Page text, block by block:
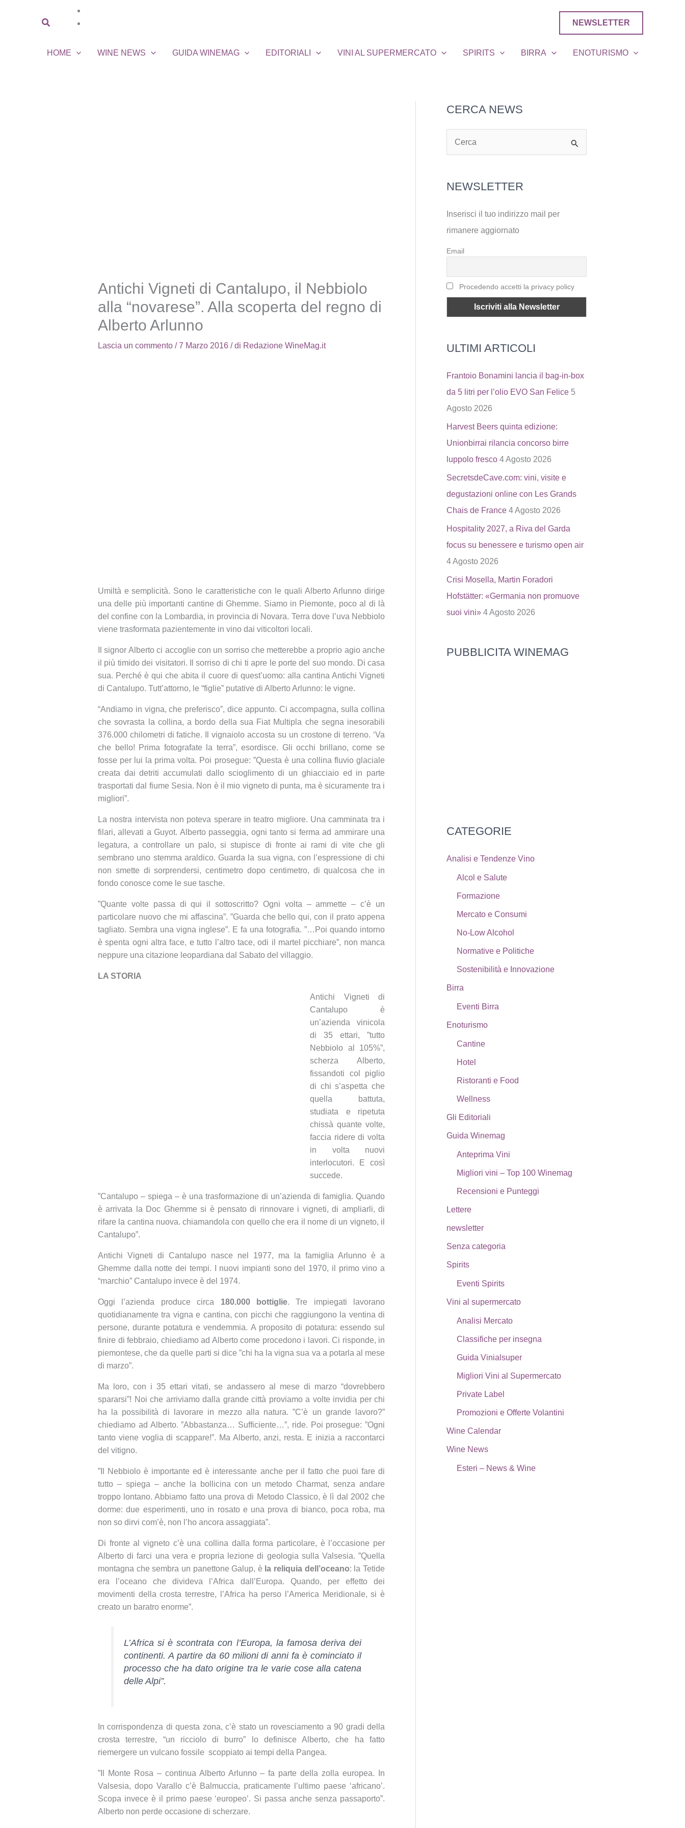
Cerca NEWSLETTER
HOME WINE NEWS GUIDA WINEMAG EDITORIALI VINI AL SUPERMERCATO SPIRITS BIRRA ENOTURISMO
Antichi Vigneti di Cantalupo, il Nebbiolo
alla “novarese”. Alla scoperta del regno di
Alberto Arlunno
Lascia un commento /7 Marzo 2016 / di Redazione WineMag.it
Umiltà e semplicità. Sono le caratteristiche con le quali Alberto Arlunno dirige
una delle più importanti cantine di Ghemme. Siamo in Piemonte, poco al di là
del confine con la Lombardia, in provincia di Novara. Terra dove l’uva Nebbiolo
viene trasformata pazientemente in vino dai viticoltori locali.
Il signor Alberto ci accoglie con un sorriso che metterebbe a proprio agio anche
il più timido dei visitatori. Il sorriso di chi ti apre le porte del suo mondo. Di casa
sua. Perché è qui che abita il cuore di quest’uomo: alla cantina Antichi Vigneti
di Cantalupo. Tutt’attorno, le “figlie” putative di Alberto Arlunno: le vigne.
“Andiamo in vigna, che preferisco”, dice appunto. Ci accompagna, sulla collina
che sovrasta la collina, a bordo della sua Fiat Multipla che segna inesorabili
376.000 chilometri di fatiche. Il vignaiolo accosta su un crostone di terreno. ‘Va
che bello! Prima fotografate la terra”, esordisce. Gli occhi brillano, come se
fosse per lui la prima volta. Poi prosegue: ”Questa è una collina fluvio glaciale
creata dai detriti accumulati dallo scioglimento di un ghiacciaio ed in parte
trasportati dal fiume Sesia. Non è il mio vigneto di punta, ma è sicuramente tra i
migliori”.
La nostra intervista non poteva sperare in teatro migliore. Una camminata tra i
filari, allevati a Guyot. Alberto passeggia, ogni tanto si ferma ad ammirare una
legatura, a controllare un palo, si stupisce di fronte ai rami di vite che gli
sembrano uno stemma araldico. Guarda la sua vigna, con l’espressione di chi
non smette di sorprendersi, centimetro dopo centimetro, di qualcosa che in
fondo conosce come le sue tasche.
”Quante volte passa di qui il sottoscritto? Ogni volta – ammette – c’è un
particolare nuovo che mi affascina”. ”Guarda che bello qui, con il prato appena
tagliato. Sembra una vigna inglese”. E fa una fotografia. ”…Poi quando intorno
è spenta ogni altra face, e tutto l’altro tace, odi il martel picchiare”, non manca
neppure una citazione leopardiana dal Sabato del villaggio.
LA STORIA
Antichi Vigneti di
Cantalupo è
un’azienda vinicola
di 35 ettari, ”tutto
Nebbiolo al 105%”,
scherza Alberto,
fissandoti col piglio
di chi s’aspetta che
quella battuta,
studiata e ripetuta
chissà quante volte,
faccia ridere di volta
in volta nuovi
interlocutori. E così
succede.
”Cantalupo – spiega – è una trasformazione di un’azienda di famiglia. Quando
è arrivata la Doc Ghemme si è pensato di rinnovare i vigneti, di ampliarli, di
rifare la cantina nuova. chiamandola con quello che era il nome di un vigneto, il
Cantalupo”.
Antichi Vigneti di Cantalupo nasce nel 1977, ma la famiglia Arlunno è a
Ghemme dalla notte dei tempi. I nuovi impianti sono del 1970, il primo vino a
“marchio” Cantalupo invece è del 1974.
Oggi l’azienda produce circa 180.000 bottiglie. Tre impiegati lavorano
quotidianamente tra vigna e cantina, con picchi che raggiungono la ventina di
persone, durante potatura e vendemmia. A proposito di potatura: essendo sul
finire di febbraio, chiediamo ad Alberto come procedono i lavori. Ci risponde, in
piemontese, che da quelle parti si dice ”chi ha la vigna sua va a potarla al mese
di marzo”.
Ma loro, con i 35 ettari vitati, se andassero al mese di marzo “dovrebbero
spararsi”! Noi che arriviamo dalla grande città proviamo a volte invidia per chi
ha la possibilità di lavorare in mezzo alla natura. ”C’è un grande lavoro?”
chiediamo ad Alberto. ”Abbastanza… Sufficiente…”, ride. Poi prosegue: ”Ogni
tanto viene voglia di scappare!”. Ma Alberto, anzi, resta. E inizia a raccontarci
del vitigno.
”Il Nebbiolo è importante ed è interessante anche per il fatto che puoi fare di
tutto – spiega – anche la bollicina con un metodo Charmat, senza andare
troppo lontano. Abbiamo fatto una prova di Metodo Classico, è lì dal 2002 che
dorme: due esperimenti, uno in rosato e una prova di bianco, poca roba, ma
non so dirvi com’è, non l’ho ancora assaggiata”.
Di fronte al vigneto c’è una collina dalla forma particolare, è l’occasione per
Alberto di farci una vera e propria lezione di geologia sulla Valsesia. ”Quella
montagna che sembra un panettone Galup, è la reliquia dell’oceano: la Tetide
era l’oceano che divideva l’Africa dall’Europa. Quando, per effetto dei
movimenti della crosta terrestre, l’Africa ha perso l’America Meridionale, si è
creato un baratro enorme”.
L’Africa si è scontrata con l’Europa, la famosa deriva dei
continenti. A partire da 60 milioni di anni fa è cominciato il
processo che ha dato origine tra le varie cose alla catena
delle Alpi”.
In corrispondenza di questa zona, c’è stato un rovesciamento a 90 gradi della
crosta terrestre, “un ricciolo di burro” lo definisce Alberto, che ha fatto
riemergere un vulcano fossile scoppiato ai tempi della Pangea.
”Il Monte Rosa – continua Alberto Arlunno – fa parte della zolla europea. In
Valsesia, dopo Varallo c’è Balmuccia, praticamente l’ultimo paese ‘africano’.
Scopa invece è il primo paese ‘europeo’. Si passa anche senza passaporto”.
Alberto non perde occasione di scherzare.
CERCA NEWS
e
c
:
NEWSLETTER
Inserisci il tuo indirizzo mail per
rimanere aggiornato
Email
Procedendo accetti la privacy policy
ULTIMI ARTICOLI
Frantoio Bonamini lancia il bag-in-box
da 5 litri per l’olio EVO San Felice 5
Agosto 2026
Harvest Beers quinta edizione:
Unionbirrai rilancia concorso birre
luppolo fresco 4 Agosto 2026
SecretsdeCave.com: vini, visite e
degustazioni online con Les Grands
Chais de France 4 Agosto 2026
Hospitality 2027, a Riva del Garda
focus su benessere e turismo open air
4 Agosto 2026
Crisi Mosella, Martin Foradori
Hofstätter: «Germania non promuove
suoi vini» 4 Agosto 2026
PUBBLICITA WINEMAG
CATEGORIE
Analisi e Tendenze Vino
Alcol e Salute
Formazione
Mercato e Consumi
No-Low Alcohol
Normative e Politiche
Sostenibilità e Innovazione
Birra
Eventi Birra
Enoturismo
Cantine
Hotel
Ristoranti e Food
Wellness
Gli Editoriali
Guida Winemag
Anteprima Vini
Migliori vini – Top 100 Winemag
Recensioni e Punteggi
Lettere
newsletter
Senza categoria
Spirits
Eventi Spirits
Vini al supermercato
Analisi Mercato
Classifiche per insegna
Guida Vinialsuper
Migliori Vini al Supermercato
Private Label
Promozioni e Offerte Volantini
Wine Calendar
Wine News
Esteri – News & Wine